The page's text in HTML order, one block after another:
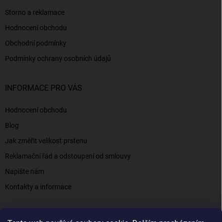
Storno a reklamace
Hodnocení obchodu
Obchodní podmínky
Podmínky ochrany osobních údajů
INFORMACE PRO VÁS
Hodnocení obchodu
Blog
Jak změřit velikost prstenu
Reklamační řád a odstoupení od smlouvy
Napište nám
Kontakty a informace